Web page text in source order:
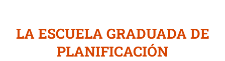
LA ESCUELA GRADUADA DE
PLANIFICACIÓN